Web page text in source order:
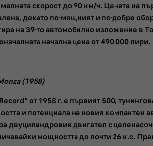
скорост до 90 км/ч. Цената на
докато по-мощният и по-добре
на 39-то автомобилно изложение в
начална цена от 490 000 лири.
(1958)
от 1958 г. е първият 500,
и потенциала на новия компактен
двуцилиндровия двигател с
мощността до почти 26 к.с.